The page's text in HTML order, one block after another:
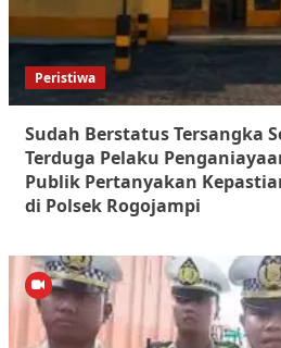
Peristiwa
Sudah Berstatus Tersangka
Terduga Pelaku
Publik Pertanyakan
di Polsek Rogojampi